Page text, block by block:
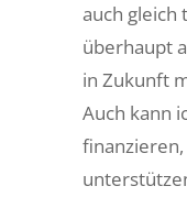
auch gleich
überhaupt
in Zukunft
Auch kann